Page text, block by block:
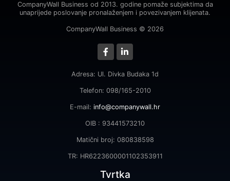
CompanyWall Business od 2013. godine pomaže subjektima da
unaprijede poslovanje pronalaženjem i povezivanjem klijenata.
CompanyWall Business © 2026
Adresa: Ul. Divka Budaka 1d
Telefon: 098/165-2010
E-mail: info@companywall.hr
OIB : 93441573210
Matični broj: 080838598
TR: HR6223600001102353911
Tvrtka